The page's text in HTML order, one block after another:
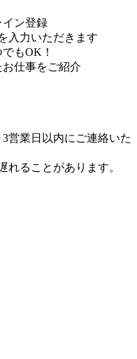
イン登録
入力いただきます
もOK！
仕事をご紹介
営業日以内にご連絡いた
ることがあります。